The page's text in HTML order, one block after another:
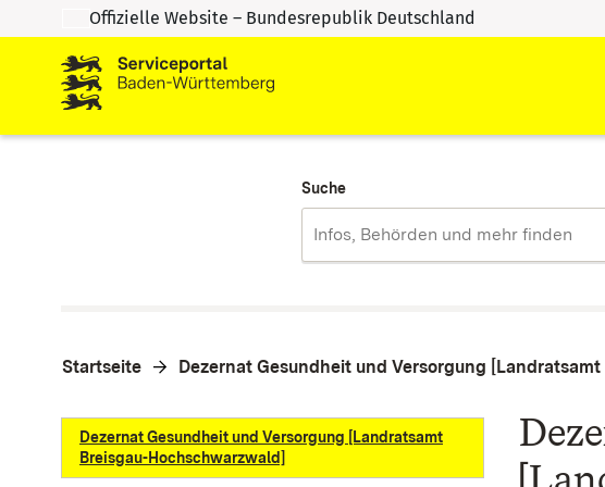
Zum Inhalt springen
Zur Suche springen
Offizielle Website – Bundesrepublik Deutschland
Suche
Startseite Dezernat Gesundheit und Versorgung
Dezernat Gesundheit und Versorgung [Landratsamt
Breisgau-Hochschwarzwald]